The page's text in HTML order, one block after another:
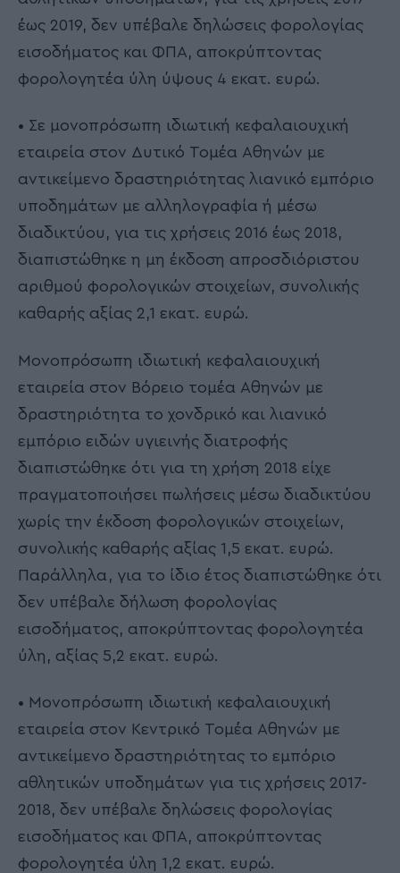
έως 2019, δεν υπέβαλε δηλώσεις φορολογίας
εισοδήματος και ΦΠΑ, αποκρύπτοντας
φορολογητέα ύλη ύψους 4 εκατ. ευρώ.
• Σε μονοπρόσωπη ιδιωτική κεφαλαιουχική
εταιρεία στον Δυτικό Τομέα Αθηνών με
αντικείμενο δραστηριότητας λιανικό εμπόριο
υποδημάτων με αλληλογραφία ή μέσω
διαδικτύου, για τις χρήσεις 2016 έως 2018,
διαπιστώθηκε η μη έκδοση απροσδιόριστου
αριθμού φορολογικών στοιχείων, συνολικής
καθαρής αξίας 2,1 εκατ. ευρώ.
Μονοπρόσωπη ιδιωτική κεφαλαιουχική
εταιρεία στον Βόρειο τομέα Αθηνών με
δραστηριότητα το χονδρικό και λιανικό
εμπόριο ειδών υγιεινής διατροφής
διαπιστώθηκε ότι για τη χρήση 2018 είχε
πραγματοποιήσει πωλήσεις μέσω διαδικτύου
χωρίς την έκδοση φορολογικών στοιχείων,
συνολικής καθαρής αξίας 1,5 εκατ. ευρώ.
Παράλληλα, για το ίδιο έτος διαπιστώθηκε ότι
δεν υπέβαλε δήλωση φορολογίας
εισοδήματος, αποκρύπτοντας φορολογητέα
ύλη, αξίας 5,2 εκατ. ευρώ.
• Μονοπρόσωπη ιδιωτική κεφαλαιουχική
εταιρεία στον Κεντρικό Τομέα Αθηνών με
αντικείμενο δραστηριότητας το εμπόριο
αθλητικών υποδημάτων για τις χρήσεις 2017-
2018, δεν υπέβαλε δηλώσεις φορολογίας
εισοδήματος και ΦΠΑ, αποκρύπτοντας
φορολογητέα ύλη 1,2 εκατ. ευρώ.